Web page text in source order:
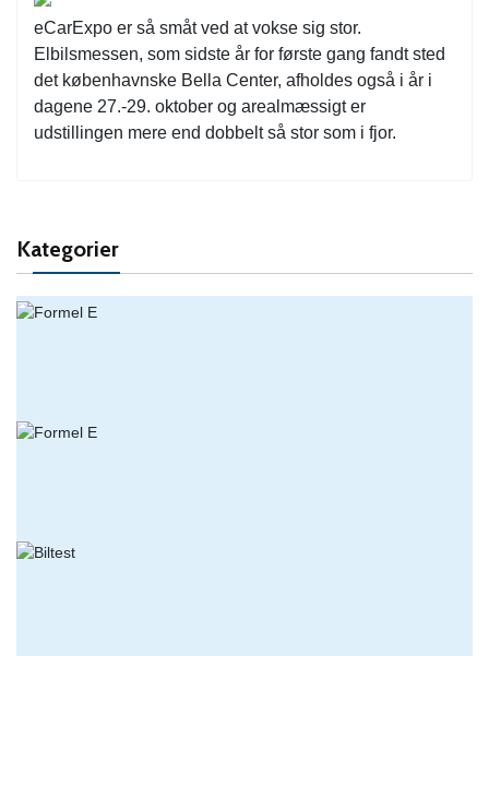
eCarExpo er så småt ved at vokse sig stor.
Elbilsmessen, som sidste år for første gang fandt sted
det københavnske Bella Center, afholdes også i år i
dagene 27.-29. oktober og arealmæssigt er
udstillingen mere end dobbelt så stor som i fjor.
Kategorier